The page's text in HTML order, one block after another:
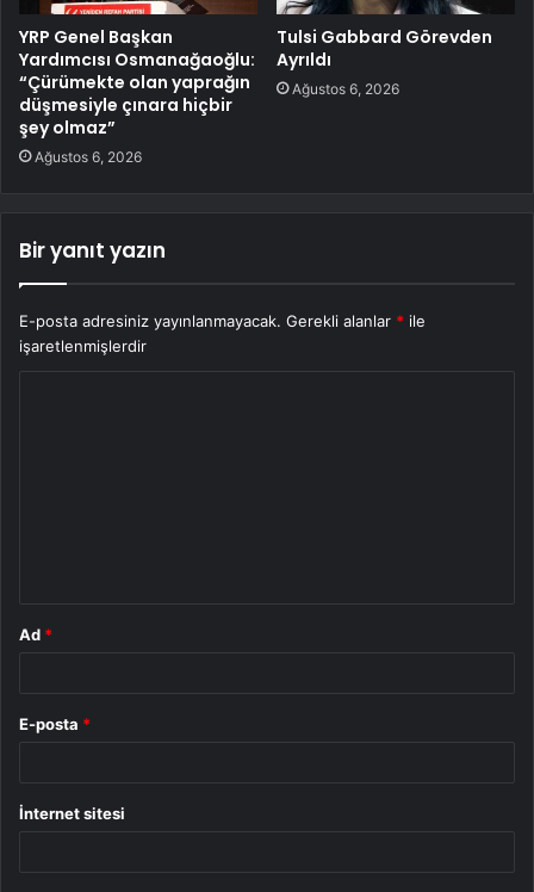
YRP Genel Başkan
Yardımcısı Osmanağaoğlu:
“Çürümekte olan yaprağın
düşmesiyle çınara hiçbir
şey olmaz”
Ağustos 6, 2026
Tulsi Gabbard Görevden
Ayrıldı
Ağustos 6, 2026
Bir yanıt yazın
E-posta adresiniz yayınlanmayacak. Gerekli alanlar * ile
işaretlenmişlerdir
Ad *
E-posta *
İnternet sitesi